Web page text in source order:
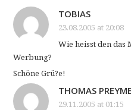
TOBIAS
23.08.2005 at 20:08
Wie heisst den das
Werbung?
Schöne Grü?e!
THOMAS
29.11.2005 at 01:15